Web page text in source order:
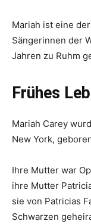
Mariah ist eine
Sängerinnen der
Jahren zu Ruhm
Frühes
Mariah Carey
New York,
Ihre Mutter war
ihre Mutter
sie von Patricias
Schwarzen